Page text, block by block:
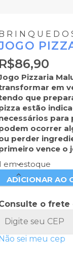
R$86,90
Pizzaria
em
que
estão
para
ocorrer
perder
vence o
em estoque
ADICIONAR AO
o frete
sei meu cep